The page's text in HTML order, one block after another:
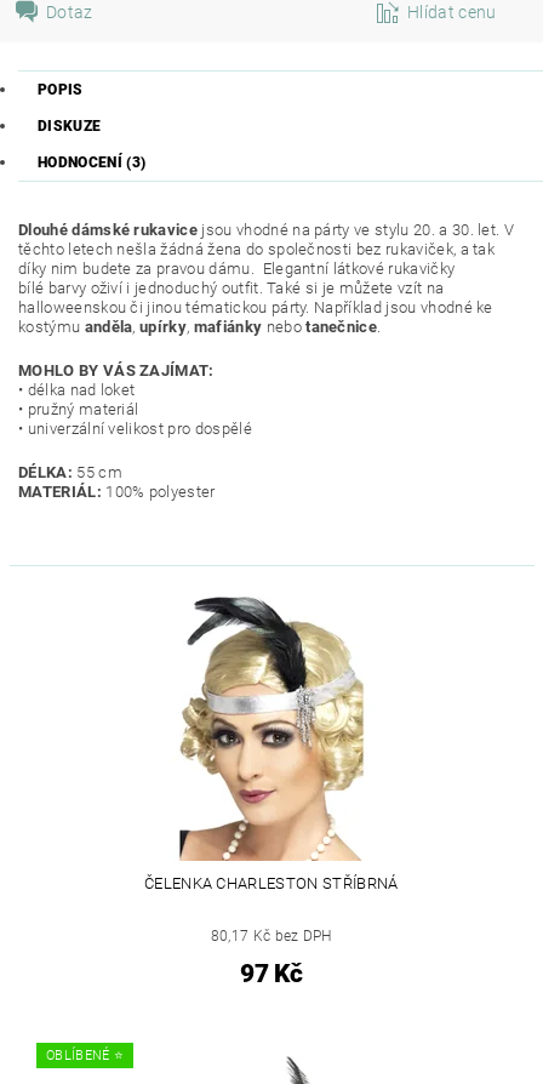
Dotaz Hlídat cenu
POPIS
DISKUZE
HODNOCENÍ (3)
Dlouhé dámské rukavice jsou vhodné na párty ve stylu 20. a 30. let. V
těchto letech nešla žádná žena do společnosti bez rukaviček, a tak
díky nim budete za pravou dámu. Elegantní látkové rukavičky
bílé barvy oživí i jednoduchý outfit. Také si je můžete vzít na
halloweenskou či jinou tématickou párty. Například jsou vhodné ke
kostýmu anděla,upírky, mafiánky nebotanečnice.
MOHLO BY VÁS ZAJÍMAT:
• délka nad loket
• pružný materiál
• univerzální velikost pro dospělé
DÉLKA: 55 cm
MATERIÁL: 100% polyester
ČELENKA CHARLESTON STŘÍBRNÁ
80,17 Kč bez DPH
97 Kč
OBLÍBENÉ ⭐️